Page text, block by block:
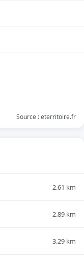
Source : eterritoire.fr
2.61 km
2.89 km
3.29 km